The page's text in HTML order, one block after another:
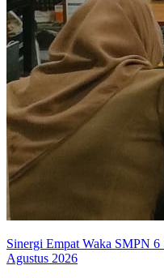
Sinergi Empat Waka SMPN
Agustus 2026